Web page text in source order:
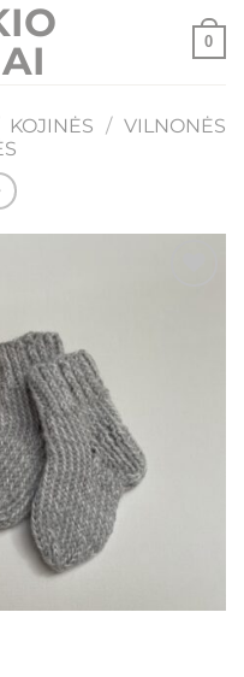
0
KOJINĖS / VILNONĖS
Mėgstamiausias